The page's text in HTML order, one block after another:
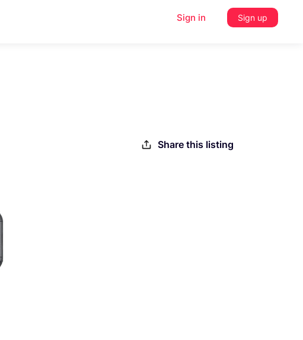
Sign in Sign up
Share this listing